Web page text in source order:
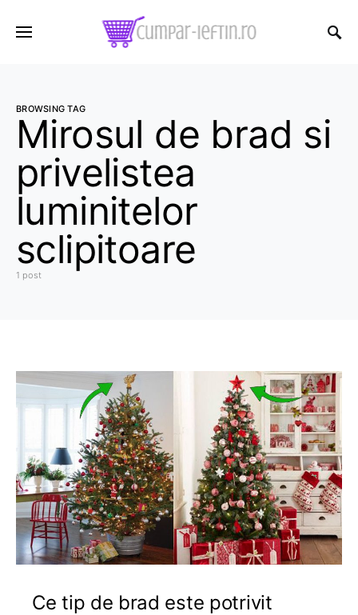
BROWSING TAG
Mirosul de brad si
privelistea
luminitelor
sclipitoare
1 post
Ce tip de brad este potrivit